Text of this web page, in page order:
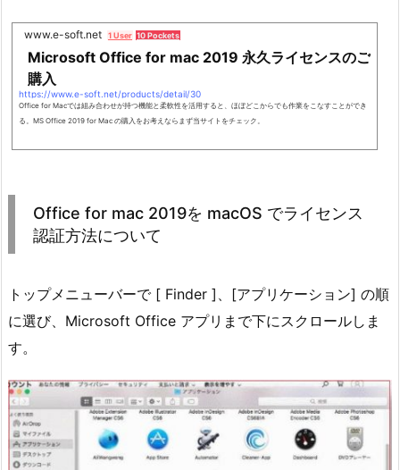
www.e-soft.net 1 User 10 Pockets
Microsoft Office for mac 2019 永久ライセンスのご
購入
https://www.e-soft.net/products/detail/30
Office for Macでは組み合わせが持つ機能と柔軟性を活用すると、ほぼどこからでも作業をこなすことができ
る。MS Office 2019 for Mac の購入をお考えならまず当サイトをチェック。
Office for mac 2019を macOS でライセンス
認証方法について
トップメニューバーで [ Finder ]、[アプリケーション] の順
に選び、Microsoft Office アプリまで下にスクロールしま
す。